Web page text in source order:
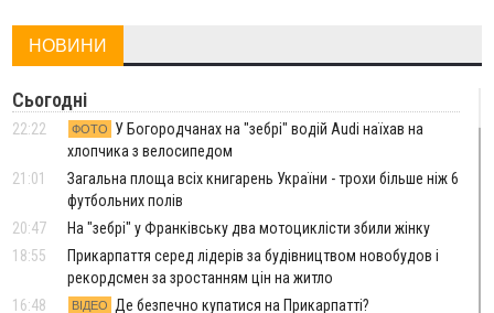
НОВИНИ
Сьогодні
22:22 ФОТО
У Богородчанах на "зебрі" водій Audi наїхав на
хлопчика з велосипедом
21:01
Загальна площа всіх книгарень України - трохи більше ніж 6
футбольних полів
20:47
На "зебрі" у Франківську два мотоциклісти збили жінку
18:55
Прикарпаття серед лідерів за будівництвом новобудов і
рекордсмен за зростанням цін на житло
16:48
ВІДЕО Де безпечно купатися на Прикарпатті?